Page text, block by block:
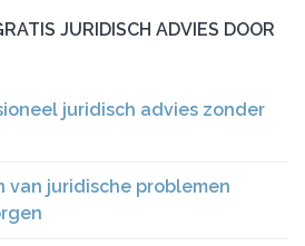
JURIDISCH ADVIES DOOR
juridisch advies zonder
van juridische problemen